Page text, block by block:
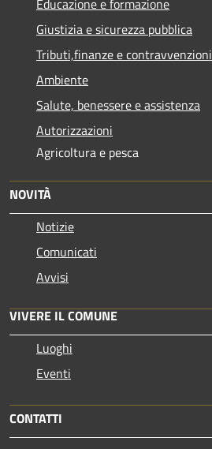
Giustizia e sicurezza pubblica
Tributi,finanze e contravvenzioni
Ambiente
Salute, benessere e assistenza
Autorizzazioni
Agricoltura e pesca
NOVITÀ
Notizie
Comunicati
Avvisi
VIVERE IL COMUNE
Luoghi
Eventi
CONTATTI